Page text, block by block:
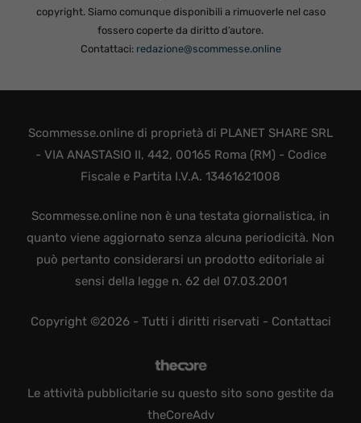
copyright. Siamo comunque disponibili a rimuoverle nel caso
fossero coperte da diritto d’autore.
Contattaci: redazione@scommesse.online
Scommesse.online di proprietà di PLANET SHARE SRL
- VIA ANASTASIO II, 442, 00165 Roma (RM) - Codice
Fiscale e Partita I.V.A. 13461621008
Scommesse.online non è una testata giornalistica, in
quanto viene aggiornato senza alcuna periodicità. Non
può pertanto considerarsi un prodotto editoriale ai
sensi della legge n. 62 del 07.03.2001
Copyright ©2026 - Tutti i diritti riservati - Contattaci
Le attività pubblicitarie su questo sito sono gestite da
theCoreAdv